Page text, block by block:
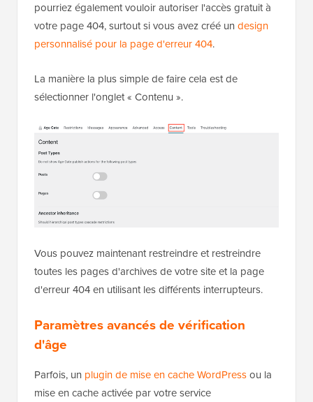
pourriez également vouloir autoriser l'accès gratuit à
votre page 404, surtout si vous avez créé un design
personnalisé pour la page d'erreur 404.
La manière la plus simple de faire cela est de
sélectionner l'onglet « Contenu ».
Vous pouvez maintenant restreindre et restreindre
toutes les pages d'archives de votre site et la page
d'erreur 404 en utilisant les différents interrupteurs.
Paramètres avancés de vérification
d'âge
Parfois, un plugin de mise en cache WordPressou la
mise en cache activée par votre service